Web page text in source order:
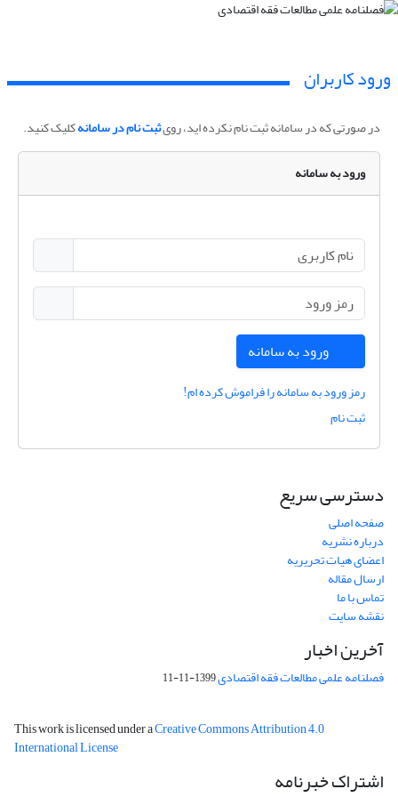
ورود کاربران
در صورتی که در سامانه ثبت نام نکرده اید، رویثبت نام در سامانهکلیک کنید.
ورود به سامانه
ورود به سامانه
رمز ورود به سامانه را فراموش کرده ام!
ثبت نام
دسترسی سریع
صفحه اصلی
درباره نشریه
اعضای هیات تحریریه
ارسال مقاله
تماس با ما
نقشه سایت
آخرین اخبار
فصلنامه علمی مطالعات فقه اقتصادی1399-11-11
This work is licensed under aCreative Commons Attribution 4.0
International License
اشتراک خبرنامه